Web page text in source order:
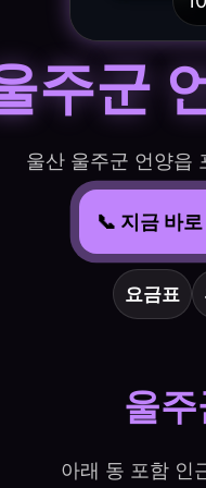
주군
울산 울주군 언양읍
📞 지금 바
요금표
울
아래 동 포함 인